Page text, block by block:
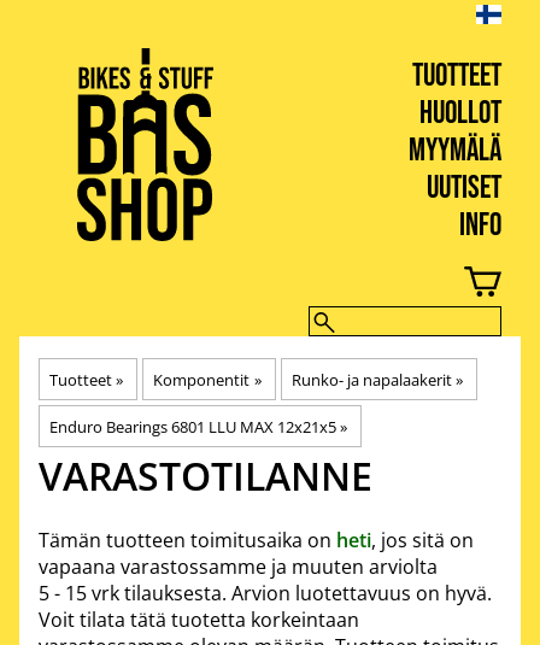
TUOTTEET
HUOLLOT
MYYMÄLÄ
UUTISET
INFO
BIKES & STUFF
Tuotteet‪» Komponentit ‪» Runko- ja napalaakerit‪»
Enduro Bearings 6801 LLU MAX 12x21x5‪»
VARASTOTILANNE
Tämän tuotteen toimitusaika on heti, jos sitä on
vapaana varastossamme ja muuten arviolta
5 - 15 vrktilauksesta. Arvion luotettavuus on hyvä.
Voit tilata tätä tuotetta korkeintaan